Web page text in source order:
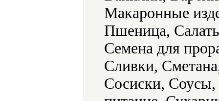
Макаронные
Пшеница,
Семена для
Сливки,
Сосиски,